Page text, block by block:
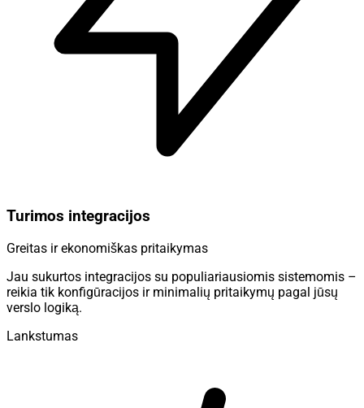
Turimos integracijos
Greitas ir ekonomiškas pritaikymas
Jau sukurtos integracijos su populiariausiomis sistemomis –
reikia tik konfigūracijos ir minimalių pritaikymų pagal jūsų
verslo logiką.
Lankstumas